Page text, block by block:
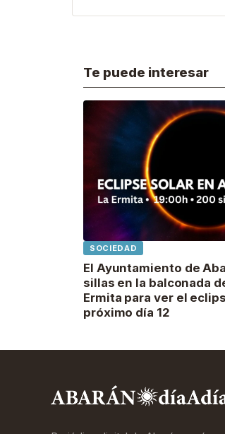
Te puede interesar
SOCIEDAD
El Ayuntamiento de
sillas en la balconada
Ermita para ver el
próximo día 12